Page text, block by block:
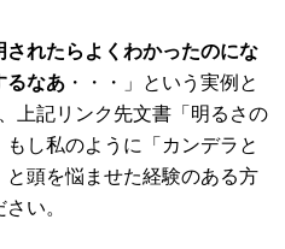
されたらよくわかったのにな
るなあ ・・・」という実例と
上記リンク先文書「明るさの
し私のように「カンデラと
頭を悩ませた経験のある方
い。